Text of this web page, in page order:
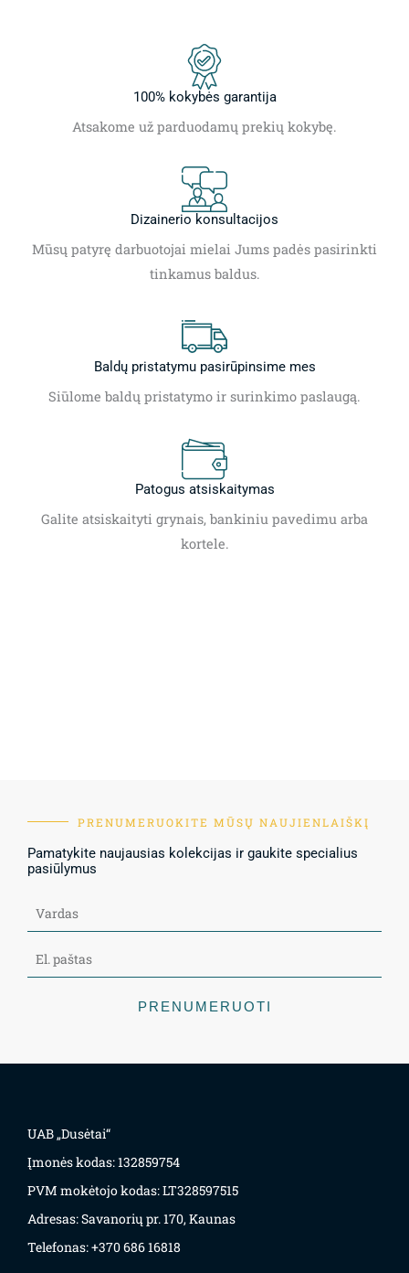
100% kokybės garantija
Atsakome už parduodamų prekių kokybę.
Dizainerio konsultacijos
Mūsų patyrę darbuotojai mielai Jums padės pasirinkti
tinkamus baldus.
Baldų pristatymu pasirūpinsime mes
Siūlome baldų pristatymo ir surinkimo paslaugą.
Patogus atsiskaitymas
Galite atsiskaityti grynais, bankiniu pavedimu arba
kortele.
PRENUMERUOKITE MŪSŲ NAUJIENLAIŠKĮ
Pamatykite naujausias kolekcijas ir gaukite specialius
pasiūlymus
PRENUMERUOTI
UAB „Dusėtai“
Įmonės kodas: 132859754
PVM mokėtojo kodas: LT328597515
Adresas: Savanorių pr. 170, Kaunas
Telefonas: +370 686 16818